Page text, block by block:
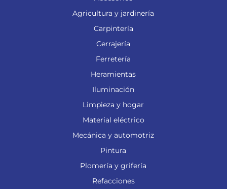
Agricultura y jardinería
Carpintería
Cerrajería
Ferretería
Heramientas
Iluminación
Limpieza y hogar
Material eléctrico
Mecánica y automotriz
Pintura
Plomería y grifería
Refacciones